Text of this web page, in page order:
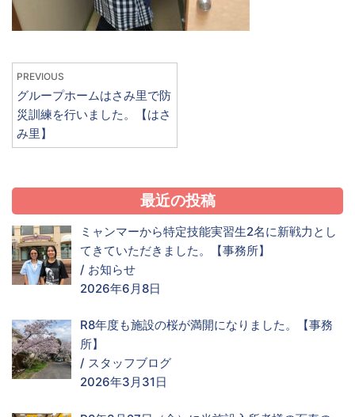
PREVIOUS
グループホームはさみ里で防
災訓練を行いました。【はさ
み里】
最近の投稿
ミャンマーから特定技能実習生2名に新戦力とし
てきていただきました。【事務所】
/ お知らせ
2026年6月8日
R8年度も施設の桜が満開になりました。【事務
所】
/ スタッフブログ
2026年3月31日